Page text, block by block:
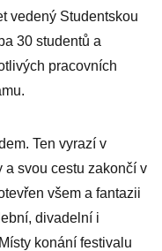
vedený Studentskou
30 studentů a
pracovních
Ten vyrazí v
a svou cestu zakončí v
všem a fantazii
divadelní i
konání festivalu